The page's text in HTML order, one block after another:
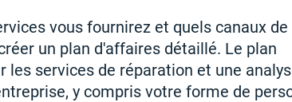
vous fournirez et quels canaux de
un plan d'affaires détaillé. Le plan
services de réparation et une
y compris votre forme de